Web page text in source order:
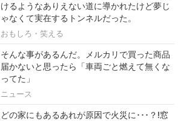
けるようなありえない道に導かれたけど夢じ
ゃなくて実在するトンネルだった。
おもしろ・笑える
そんな事があるんだ。メルカリで買った商品
届かないと思ったら「車両ごと燃えて無くな
ってた」
ニュース
どの家にもあるあれが原因で火災に･･･？!窓